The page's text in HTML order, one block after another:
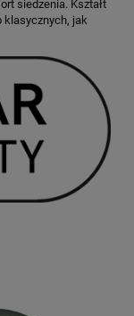
siedzenia. Kształt
klasycznych, jak